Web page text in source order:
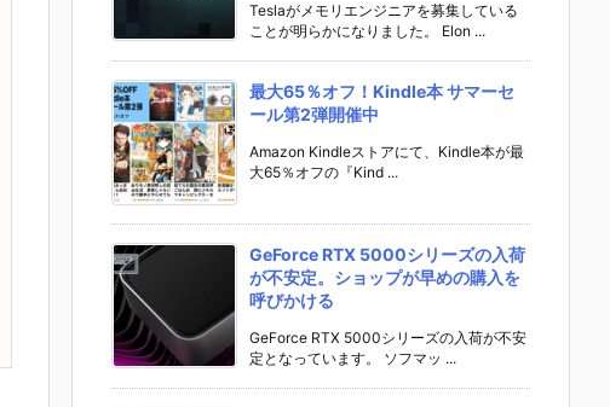
Teslaがメモリエンジニアを募集している
ことが明らかになりました。 Elon ...
最大65％オフ！Kindle本 サマーセ
ール第2弾開催中
Amazon Kindleストアにて、Kindle本が最
大65％オフの『Kind ...
GeForce RTX 5000シリーズの入荷
が不安定。ショップが早めの購入を
呼びかける
GeForce RTX 5000シリーズの入荷が不安
定となっています。 ソフマッ ...